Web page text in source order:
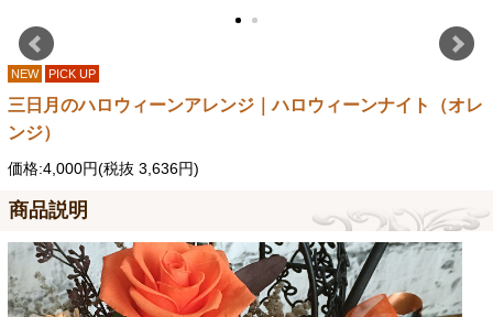
NEW PICK UP
三日月のハロウィーンアレンジ｜ハロウィーンナイト（オレ
ンジ）
価格:4,000円(税抜 3,636円)
商品説明